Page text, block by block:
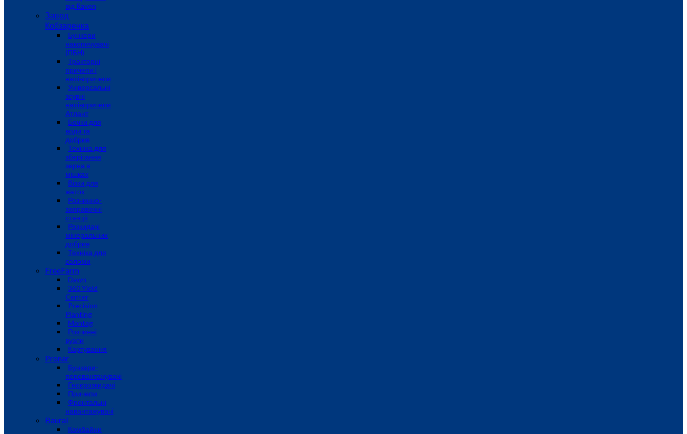
від Raven
Завод
Кобзаренка
Бункери
накопичувачі
(ПБН)
Тракторні
причепи i
напiвпричепи
Універсальні
зсувні
напівпричепи
Атлант
Бочки для
води та
добрив
Техніка для
зберігання
зерна в
мішках
Візки для
жаток
Розчинно-
заправочні
станції
Розкидачі
мінеральних
добрив
Техніка для
соломи
FreeFarm
Dawn
360 Yield
Center
Precision
Planting
Montag
Розчинні
вузли
Картування
Pronar
Бункери-
перевантажувачі
Гноєрозкидачі
Причепи
Фронтальні
навантажувачі
Baural
Комбайни